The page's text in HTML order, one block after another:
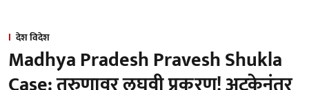
देश विदेश
Madhya Pradesh Pravesh Shukla